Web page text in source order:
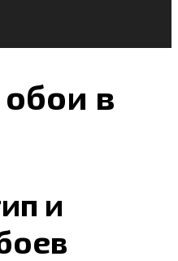
в
и